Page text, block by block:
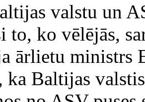
valstu un
to, ko vēlējās,
ārlietu ministrs
ka Baltijas